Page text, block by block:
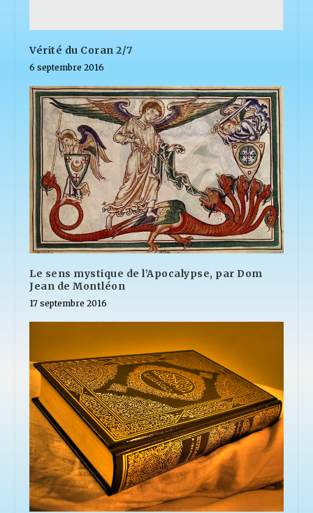
Vérité du Coran 2/7
6 septembre 2016
Le sens mystique de l’Apocalypse, par Dom
Jean de Montléon
17 septembre 2016